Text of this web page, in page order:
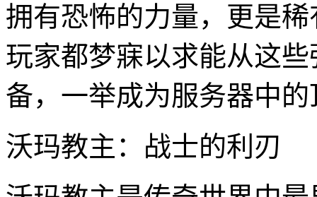
拥有恐怖的力量，更是
玩家都梦寐以求能从这
备，一举成为服务器中
沃玛教主：战士的利刃